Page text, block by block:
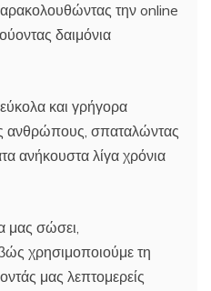
την online
δαιμόνια
εύκολα και γρήγορα
ανθρώπους, σπαταλώντας
ανήκουστα λίγα χρόνια
μας σώσει,
χρησιμοποιούμε τη
μας λεπτομερείς